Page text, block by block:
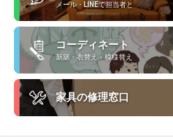
メール・LINEで担当者と
コーディネート
新築・衣替え・模様替え
家具の修理窓口